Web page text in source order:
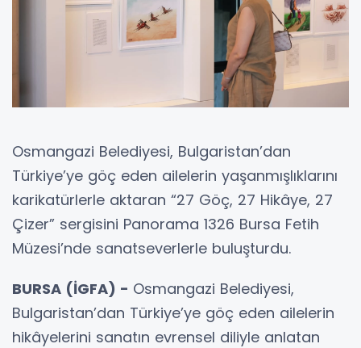
Osmangazi Belediyesi, Bulgaristan’dan
Türkiye’ye göç eden ailelerin yaşanmışlıklarını
karikatürlerle aktaran “27 Göç, 27 Hikâye, 27
Çizer” sergisini Panorama 1326 Bursa Fetih
Müzesi’nde sanatseverlerle buluşturdu.
BURSA (İGFA) - Osmangazi Belediyesi,
Bulgaristan’dan Türkiye’ye göç eden ailelerin
hikâyelerini sanatın evrensel diliyle anlatan